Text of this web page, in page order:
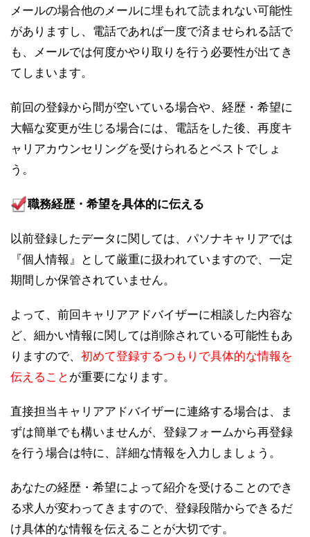
メールの場合他のメールに埋もれて読まれない可能性
がありますし、電話であれば一度で済ませられる話で
も、メールでは何度かやり取りを行う必要性が出てき
てしまいます。
前回の登録から間が空いている場合や、経歴・希望に
大幅な変更が生じる場合には、電話をした後、再度キ
ャリアカウンセリングを受けられるとベストでしょ
う。
職務経歴・希望を具体的に伝える
以前登録したデータに関しては、パソナキャリアでは
『個人情報』として厳重に扱われていますので、一定
期間しか保管されていません。
よって、前回キャリアアドバイザーに相談した内容な
ど、細かい情報に関しては削除されている可能性もあ
りますので、 初めて登録するつもりで具体的な情報を
伝えること が重要になります。
直接担当キャリアアドバイザーに連絡する場合は、ま
ずは簡単でも構いませんが、登録フォームから再登録
を行う場合は特に、詳細な情報を入力しましょう。
あなたの経歴・希望によって紹介を受けることのでき
る求人が変わってきますので、登録段階からできるだ
け具体的な情報を伝えることが大切です。